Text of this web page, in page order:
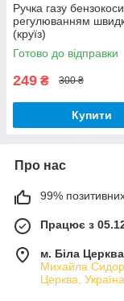
Ручка газу
регулюванням
(круїз)
Готово до відправки
249 ₴ 300 ₴
Купити
Про нас
99% позитивних
Працює з
м. Біла Церква
Михайла
Церква, Україна